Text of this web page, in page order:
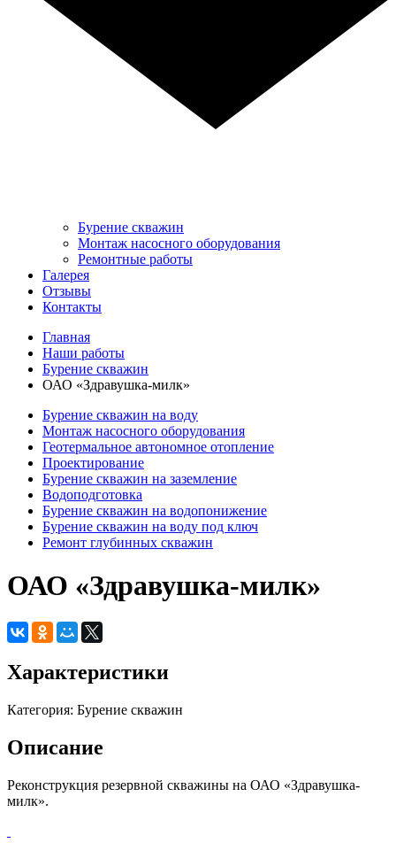
Бурение скважин
Монтаж насосного оборудования
Ремонтные работы
Галерея
Отзывы
Контакты
Главная
Наши работы
Бурение скважин
ОАО «Здравушка-милк»
Бурение скважин на воду
Монтаж насосного оборудования
Геотермальное автономное отопление
Проектирование
Бурение скважин на заземление
Водоподготовка
Бурение скважин на водопонижение
Бурение скважин на воду под ключ
Ремонт глубинных скважин
ОАО «Здравушка-милк»
Характеристики
Категория: Бурение скважин
Описание
Реконструкция резервной скважины на ОАО «Здравушка-
милк».